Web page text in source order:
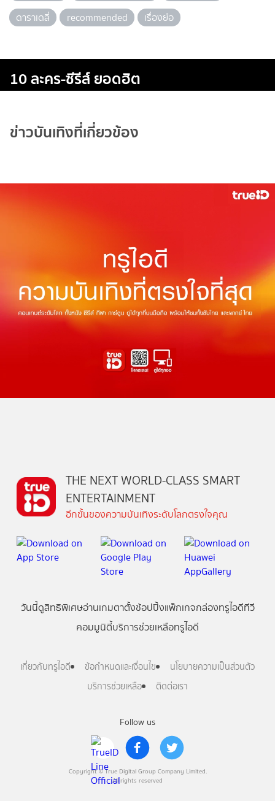
ดาราเดลี่
recommended เรื่องย่อ
10 ละคร-ซีรีส์ ยอดฮิต
ข่าวบันเทิงที่เกี่ยวข้อง
Follow us
Copyright © True Digital Group Company Limited.
All rights reserved
THE NEXT WORLD-CLASS SMART
ENTERTAINMENT
อีกขั้นของความบันเทิงระดับโลกตรงใจคุณ
วันนี้ดูสิทธิพิเศษอ่านเกมตาตั้งช้อปปิ้งแพ็กเกจกล่องทรูไอดีทีวี
คอมมูนิตี้บริการช่วยเหลือทรูไอดี
เกี่ยวกับทรูไอดี ข้อกำหนดและเงื่อนไข
นโยบายความเป็นส่วนตัว
บริการช่วยเหลือ
ติดต่อเรา